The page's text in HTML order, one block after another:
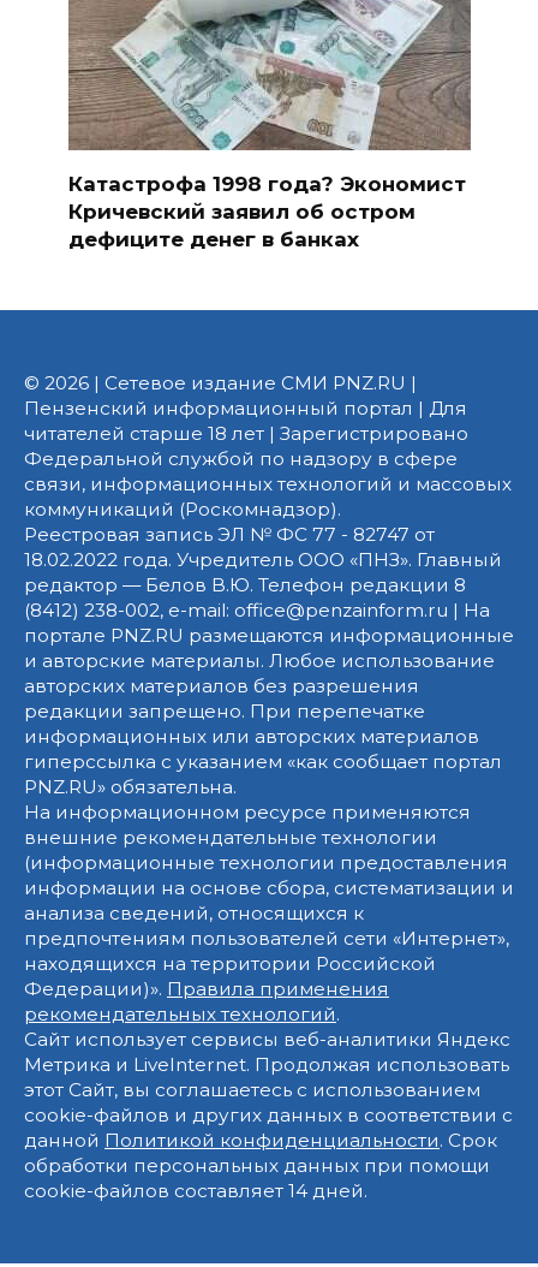
Катастрофа 1998 года? Экономист
Кричевский заявил об остром
дефиците денег в банках
© 2026 | Сетевое издание СМИ PNZ.RU |
Пензенский информационный портал | Для
читателей старше 18 лет | Зарегистрировано
Федеральной службой по надзору в сфере
связи, информационных технологий и массовых
коммуникаций (Роскомнадзор).
Реестровая запись ЭЛ № ФС 77 - 82747 от
18.02.2022 года. Учредитель ООО «ПНЗ». Главный
редактор — Белов В.Ю. Телефон редакции 8
(8412) 238-002, e-mail: office@penzainform.ru | На
портале PNZ.RU размещаются информационные
и авторские материалы. Любое использование
авторских материалов без разрешения
редакции запрещено. При перепечатке
информационных или авторских материалов
гиперссылка с указанием «как сообщает портал
PNZ.RU» обязательна.
На информационном ресурсе применяются
внешние рекомендательные технологии
(информационные технологии предоставления
информации на основе сбора, систематизации и
анализа сведений, относящихся к
предпочтениям пользователей сети «Интернет»,
находящихся на территории Российской
Федерации)». Правила применения
рекомендательных технологий.
Сайт использует сервисы веб-аналитики Яндекс
Метрика и LiveInternet. Продолжая использовать
этот Сайт, вы соглашаетесь с использованием
cookie-файлов и других данных в соответствии с
данной Политикой конфиденциальности. Срок
обработки персональных данных при помощи
cookie-файлов составляет 14 дней.